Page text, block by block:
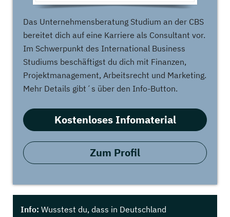
Das Unternehmensberatung Studium an der CBS
bereitet dich auf eine Karriere als Consultant vor.
Im Schwerpunkt des International Business
Studiums beschäftigst du dich mit Finanzen,
Projektmanagement, Arbeitsrecht und Marketing.
Mehr Details gibt´s über den Info-Button.
Kostenloses Infomaterial
Zum Profil
Info: Wusstest du, dass in Deutschland